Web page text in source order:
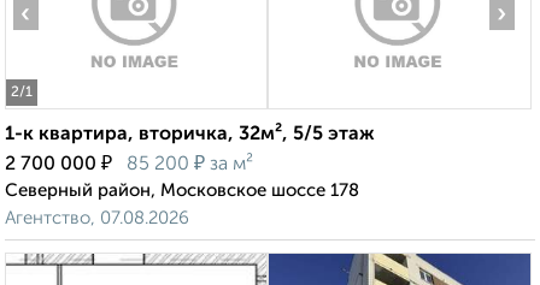
2/1
‹ ›
1-к квартира, вторичка, 32м², 5/5 этаж
2 700 000 ₽ 85 200 ₽ за м²
Северный район, Московское шоссе 178
Агентство, 07.08.2026